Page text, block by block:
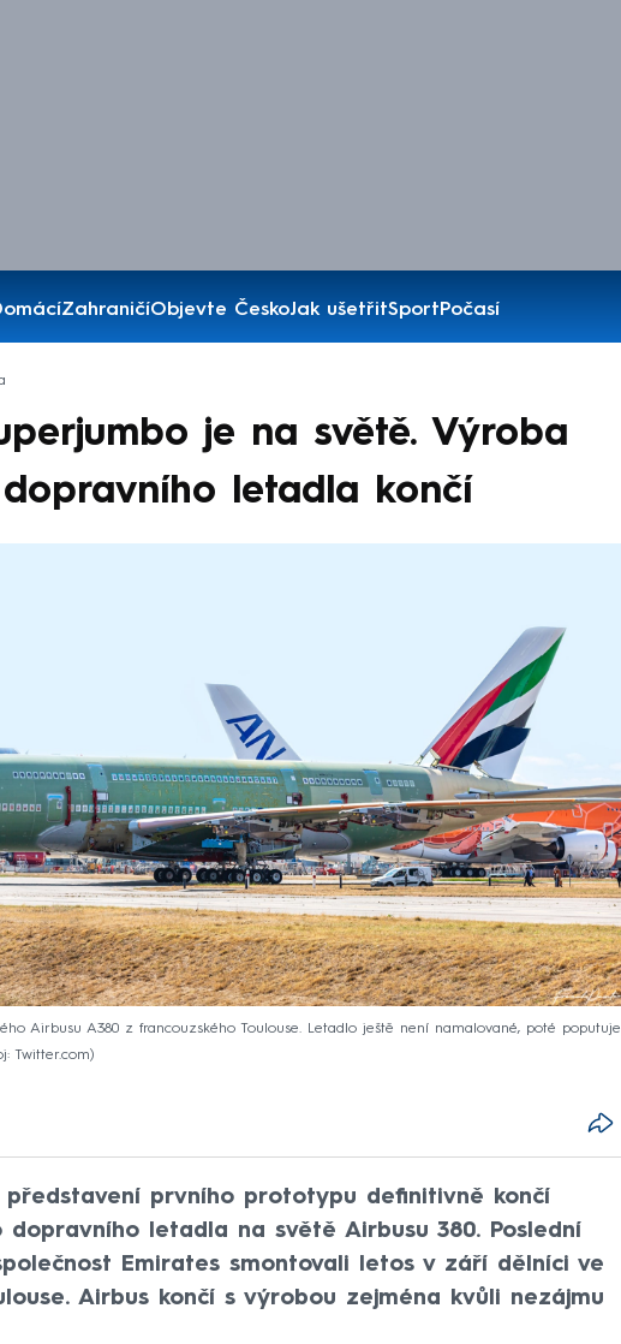
ZahraničíObjevte ČeskoJak ušetřitSportPočasí
je na světě. Výroba
letadla končí
Airbusu A380 z francouzského Toulouse. Letadlo ještě není namalované, poté poputuje
Twitter.com
představení prvního prototypu definitivně končí
letadla na světě Airbusu 380. Poslední
Emirates smontovali letos v září dělníci ve
Airbus končí s výrobou zejména kvůli nezájmu